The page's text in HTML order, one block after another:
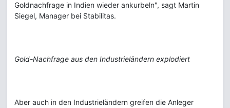
Goldnachfrage in Indien wieder ankurbeln", sagt Martin
Siegel, Manager bei Stabilitas.
Gold-Nachfrage aus den Industrieländern explodiert
Aber auch in den Industrieländern greifen die Anleger